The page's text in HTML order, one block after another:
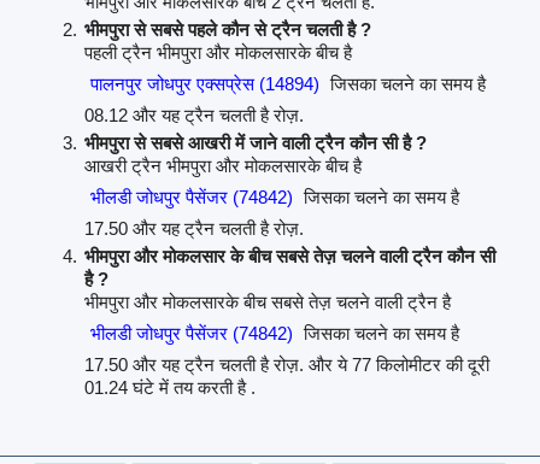
भीमपुरा से सबसे पहले कौन से ट्रैन चलती है ?
पहली ट्रैन भीमपुरा और मोकलसारके बीच है
पालनपुर जोधपुर एक्सप्रेस (14894) जिसका चलने का समय है
08.12 और यह ट्रैन चलती है रोज़.
भीमपुरा से सबसे आखरी में जाने वाली ट्रैन कौन सी है ?
आखरी ट्रैन भीमपुरा और मोकलसारके बीच है
भीलडी जोधपुर पैसेंजर (74842) जिसका चलने का समय है
17.50 और यह ट्रैन चलती है रोज़.
भीमपुरा और मोकलसार के बीच सबसे तेज़ चलने वाली ट्रैन कौन सी
है ?
भीमपुरा और मोकलसारके बीच सबसे तेज़ चलने वाली ट्रैन है
भीलडी जोधपुर पैसेंजर (74842) जिसका चलने का समय है
17.50 और यह ट्रैन चलती है रोज़. और ये 77 किलोमीटर की दूरी
01.24 घंटे में तय करती है .